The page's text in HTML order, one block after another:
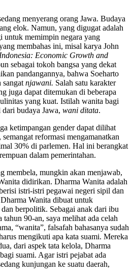
menyerang orang Jawa. Budaya
elok. Namun, yang digugat adalah
untuk memimpin negara yang
membahas ini, misal karya John
Economic Growth and
sebagai tokoh bangsa yang dekat
pandangannya, bahwa Soeharto
sangat njawani. Salah satu karakter
juga dapat ditemukan di beberapa
yang kuat. Istilah wanita bagi
budaya Jawa, wani ditata.
ketimpangan gender dapat dilihat
reformasi mengamanatkan
30% di parlemen. Hal ini berangkat
dalam pemerintahan.
membela, mungkin akan menjawab,
didirikan. Dharma Wanita adalah
istri-istri pegawai negeri sipil dan
Wanita dibuat untuk
berpolitik. Sebagai anak dari ibu
90-an, saya melihat ada celah
“wanita”, falsafah bahasanya sudah
mengikuti apa kata suami. Mereka
dari aspek tata kelola, Dharma
suami. Agar istri pejabat ada
kunjungan ke suatu daerah,